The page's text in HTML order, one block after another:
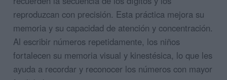
reproduzcan con precisión. Esta práctica mejora su
memoria y su capacidad de atención y concentración.
Al escribir números repetidamente, los niños
fortalecen su memoria visual y kinestésica, lo que les
ayuda a recordar y reconocer los números con mayor